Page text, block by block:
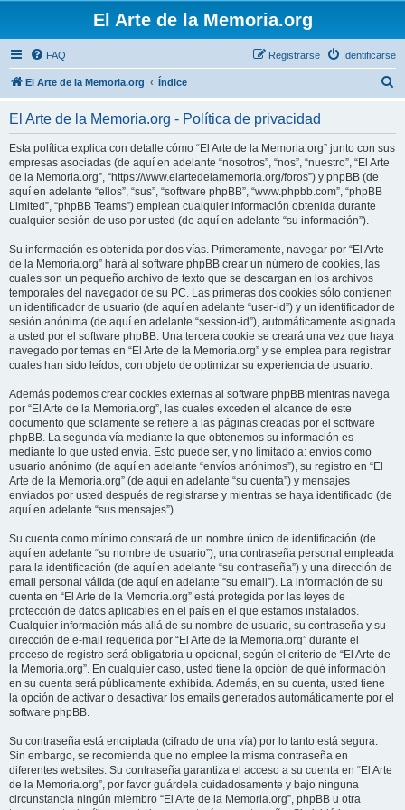
El Arte de la Memoria.org
FAQ Identificarse
Registrarse
El Arte de la Memoria.org Índice
El Arte de la Memoria.org - Política de privacidad
Esta política explica con detalle cómo “El Arte de la Memoria.org” junto con sus
empresas asociadas (de aquí en adelante “nosotros”, “nos”, “nuestro”, “El Arte
de la Memoria.org”, “https://www.elartedelamemoria.org/foros”) y phpBB (de
aquí en adelante “ellos”, “sus”, “software phpBB”, “www.phpbb.com”, “phpBB
Limited”, “phpBB Teams”) emplean cualquier información obtenida durante
cualquier sesión de uso por usted (de aquí en adelante “su información”).
Su información es obtenida por dos vías. Primeramente, navegar por “El Arte
de la Memoria.org” hará al software phpBB crear un número de cookies, las
cuales son un pequeño archivo de texto que se descargan en los archivos
temporales del navegador de su PC. Las primeras dos cookies sólo contienen
un identificador de usuario (de aquí en adelante “user-id”) y un identificador de
sesión anónima (de aquí en adelante “session-id”), automáticamente asignada
a usted por el software phpBB. Una tercera cookie se creará una vez que haya
navegado por temas en “El Arte de la Memoria.org” y se emplea para registrar
cuales han sido leídos, con objeto de optimizar su experiencia de usuario.
Además podemos crear cookies externas al software phpBB mientras navega
por “El Arte de la Memoria.org”, las cuales exceden el alcance de este
documento que solamente se refiere a las páginas creadas por el software
phpBB. La segunda vía mediante la que obtenemos su información es
mediante lo que usted envía. Esto puede ser, y no limitado a: envíos como
usuario anónimo (de aquí en adelante “envíos anónimos”), su registro en “El
Arte de la Memoria.org” (de aquí en adelante “su cuenta”) y mensajes
enviados por usted después de registrarse y mientras se haya identificado (de
aquí en adelante “sus mensajes”).
Su cuenta como mínimo constará de un nombre único de identificación (de
aquí en adelante “su nombre de usuario”), una contraseña personal empleada
para la identificación (de aquí en adelante “su contraseña”) y una dirección de
email personal válida (de aquí en adelante “su email”). La información de su
cuenta en “El Arte de la Memoria.org” está protegida por las leyes de
protección de datos aplicables en el país en el que estamos instalados.
Cualquier información más allá de su nombre de usuario, su contraseña y su
dirección de e-mail requerida por “El Arte de la Memoria.org” durante el
proceso de registro será obligatoria u opcional, según el criterio de “El Arte de
la Memoria.org”. En cualquier caso, usted tiene la opción de qué información
en su cuenta será públicamente exhibida. Además, en su cuenta, usted tiene
la opción de activar o desactivar los emails generados automáticamente por el
software phpBB.
Su contraseña está encriptada (cifrado de una vía) por lo tanto está segura.
Sin embargo, se recomienda que no emplee la misma contraseña en
diferentes websites. Su contraseña garantiza el acceso a su cuenta en “El Arte
de la Memoria.org”, por favor guárdela cuidadosamente y bajo ninguna
circunstancia ningún miembro “El Arte de la Memoria.org”, phpBB u otra